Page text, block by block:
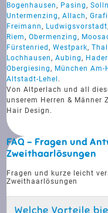
Bogenhausen, Pasing,
Untermenzing,Allach,
Freimann, Ludwigsvorstadt,
Riem,Obermenzing,
Fürstenried,Westpark,
Lochhausen,Aubing,
Obergiesing, München Am-
Altstadt-Lehel .
Von Altperlach und all
unserem Herren & Männer
Hair Design.
FAQ - Fragen und
Zweithaarlösungen
Fragen und kurze leicht
Zweithaarlösungen
Welche Vorteile